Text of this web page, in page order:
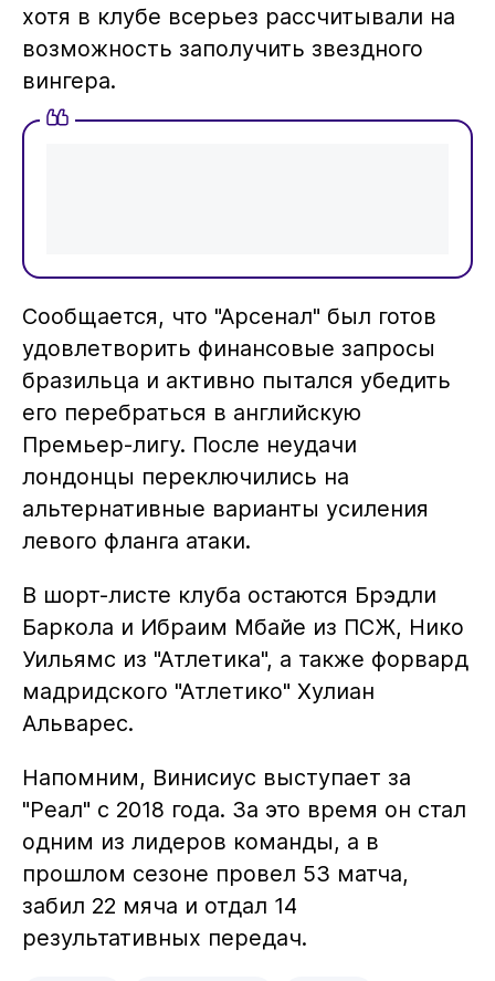
хотя в клубе всерьез рассчитывали на
возможность заполучить звездного
вингера.
Сообщается, что "Арсенал" был готов
удовлетворить финансовые запросы
бразильца и активно пытался убедить
его перебраться в английскую
Премьер-лигу. После неудачи
лондонцы переключились на
альтернативные варианты усиления
левого фланга атаки.
В шорт-листе клуба остаются Брэдли
Баркола и Ибраим Мбайе из ПСЖ, Нико
Уильямс из "Атлетика", а также форвард
мадридского "Атлетико" Хулиан
Альварес.
Напомним, Винисиус выступает за
"Реал" с 2018 года. За это время он стал
одним из лидеров команды, а в
прошлом сезоне провел 53 матча,
забил 22 мяча и отдал 14
результативных передач.